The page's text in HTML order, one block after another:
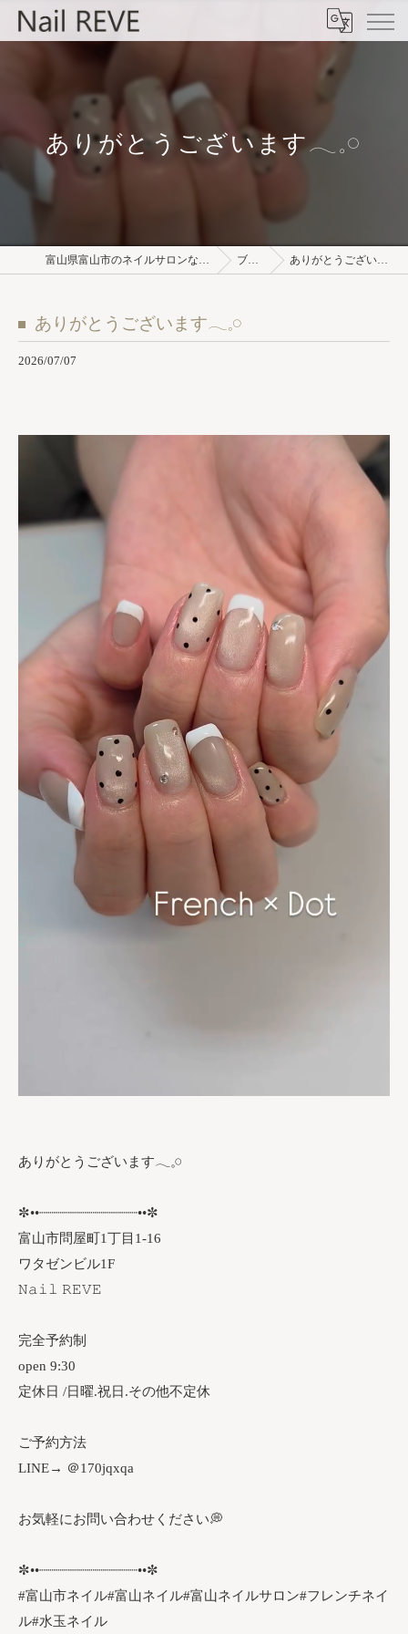
ありがとうございます𓂃𓈒𓏸︎︎︎︎
富山県富山市のネイルサロンならNail REVE ブログ ありがとうございます𓂃𓈒𓏸︎︎︎︎
ありがとうございます𓂃𓈒𓏸︎︎︎︎
2026/07/07
ありがとうございます𓂃𓈒𓏸︎︎︎︎
✼••┈┈┈┈┈┈┈┈┈┈┈┈••✼
富山市問屋町1丁目1-16
ワタゼンビル1F
𝙽𝚊𝚒𝚕 𝚁𝙴𝚅𝙴
完全予約制
open 9:30
定休日 /日曜.祝日.その他不定休
ご予約方法
LINE→ ＠170jqxqa
お気軽にお問い合わせください💭
✼••┈┈┈┈┈┈┈┈┈┈┈┈••✼
#富山市ネイル#富山ネイル#富山ネイルサロン#フレンチネイ
ル#水玉ネイル